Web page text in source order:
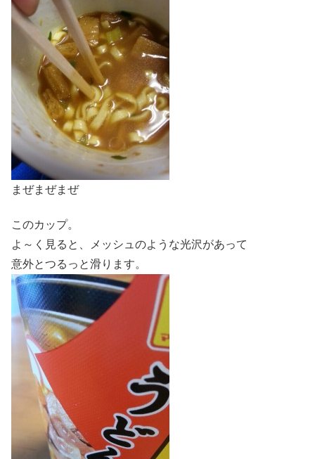
まぜまぜまぜ
このカップ。
よ～く見ると、メッシュのような光沢があって
意外とつるっと滑ります。